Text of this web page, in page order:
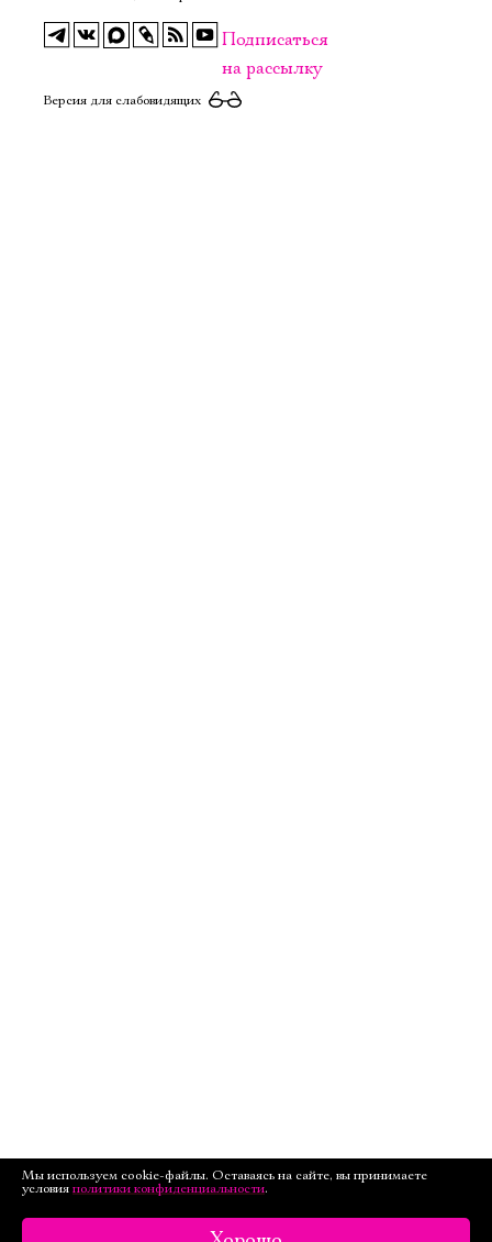
Подписаться
на рассылку
Версия для слабовидящих
Мы используем cookie-файлы. Оставаясь на сайте, вы принимаете
условия политики конфиденциальности.